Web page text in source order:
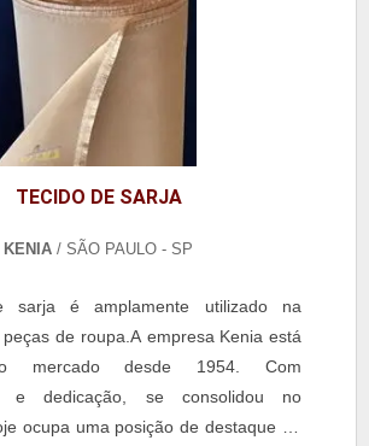
TECIDO DE SARJA
KENIA / SÃO PAULO - SP
sarja é amplamente utilizado na
de roupa.A empresa Kenia está
mercado desde 1954. Com
e dedicação, se consolidou no
ocupa uma posição de destaque no